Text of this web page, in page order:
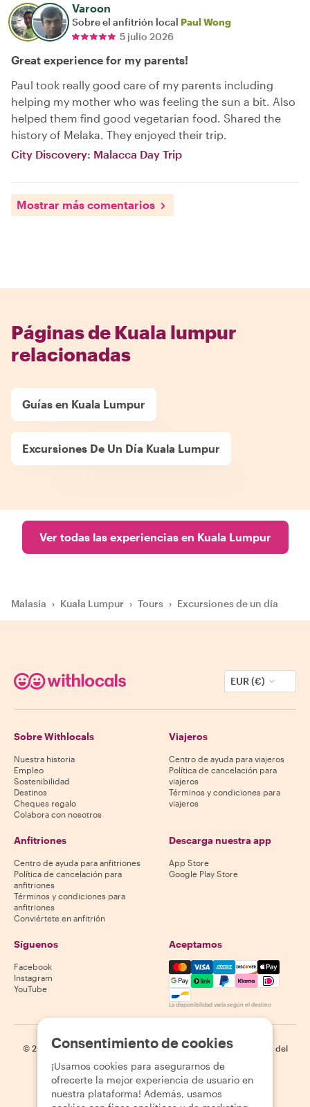
Varoon
Sobre el anfitrión local Paul Wong
5 julio 2026
Great experience for my parents!
Paul took really good care of my parents including
helping my mother who was feeling the sun a bit. Also
helped them find good vegetarian food. Shared the
history of Melaka. They enjoyed their trip.
City Discovery: Malacca Day Trip
Mostrar más comentarios
Páginas de Kuala lumpur
relacionadas
Guías en Kuala Lumpur
Excursiones De Un Día Kuala Lumpur
Ver todas las experiencias en Kuala Lumpur
Malasia › Kuala Lumpur › Tours › Excursiones de un día
EUR (€)
Sobre Withlocals
Nuestra historia
Empleo
Sostenibilidad
Destinos
Cheques regalo
Colabora con nosotros
Viajeros
Centro de ayuda para viajeros
Política de cancelación para
viajeros
Términos y condiciones para
viajeros
Anfitriones
Centro de ayuda para anfitriones
Política de cancelación para
anfitriones
Términos y condiciones para
anfitriones
Conviértete en anfitrión
Descarga nuestra app
App Store
Google Play Store
Síguenos
Facebook
Instagram
YouTube
Aceptamos
Mastercard, Visa, Amex,
La disponibilidad varía según el destino
© 2026 Withlocals.com | Política de privacidad | Cookies
Mapa del
Consentimiento de cookies
¡Usamos cookies para asegurarnos de
ofrecerte la mejor experiencia de usuario en
nuestra plataforma! Además, usamos